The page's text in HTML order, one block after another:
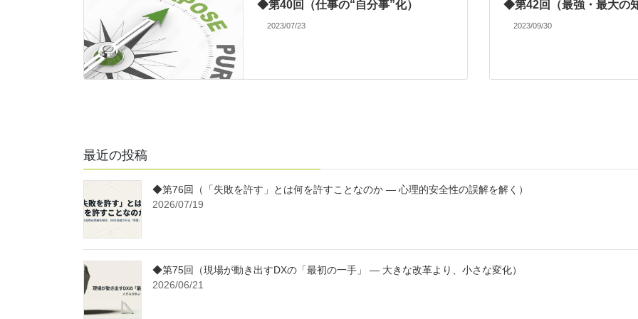
◆第40回（仕事の“自分事”化）
2023/07/23
◆第42回（最強・最大の
2023/09/30
最近の投稿
◆第76回（「失敗を許す」とは何を許すことなのか ― 心理的安全性の誤解を解く）
2026/07/19
◆第75回（現場が動き出すDXの「最初の一手」 ― 大きな改革より、小さな変化）
2026/06/21